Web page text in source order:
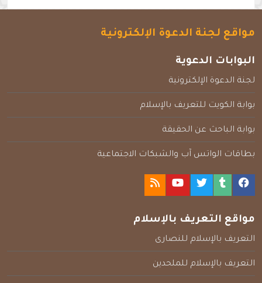
مواقع لجنة الدعوة الإلكترونية
البوابات الدعوية
لجنة الدعوة الإلكترونية
بوابة الكويت للتعريف بالإسلام
بوابة الباحث عن الحقيقة
بطاقات الواتس آب والشبكات الاجتماعية
مواقع التعريف بالإسلام
التعريف بالإسلام للنصارى
التعريف بالإسلام للملحدين